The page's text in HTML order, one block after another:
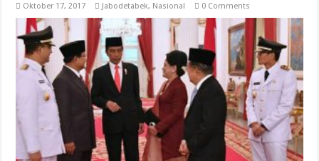
Oktober 17, 2017 Jabodetabek, Nasional 0 Comments